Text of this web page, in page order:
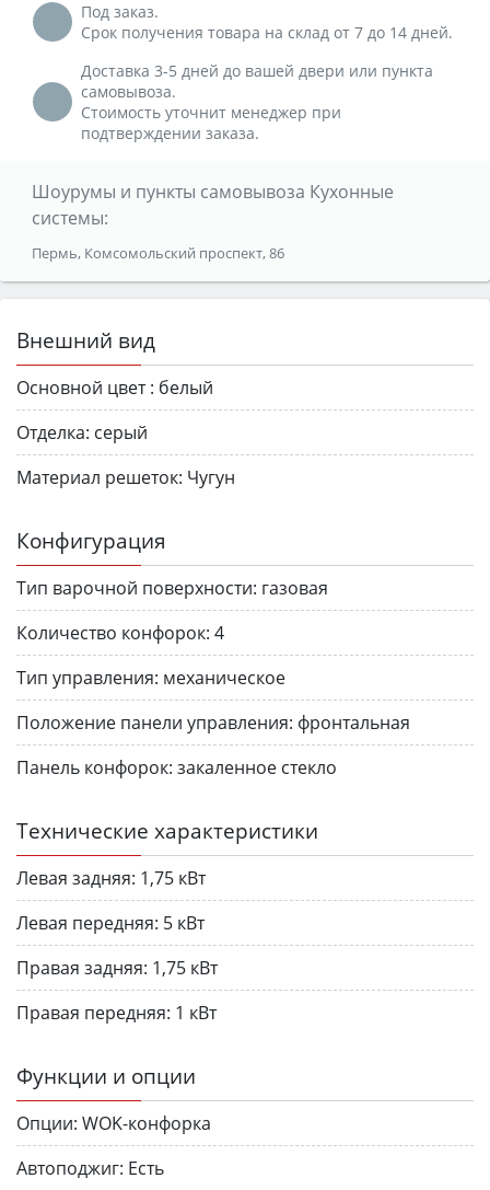
Под заказ.
Срок получения товара на склад от 7 до 14 дней.
Доставка 3-5 дней до вашей двери или пункта
самовывоза.
Стоимость уточнит менеджер при
подтверждении заказа.
Шоурумы и пункты самовывоза Кухонные
системы:
Пермь, Комсомольский проспект, 86
Внешний вид
Основной цвет : белый
Отделка: серый
Материал решеток: Чугун
Конфигурация
Тип варочной поверхности: газовая
Количество конфорок: 4
Тип управления: механическое
Положение панели управления: фронтальная
Панель конфорок: закаленное стекло
Технические характеристики
Левая задняя: 1,75 кВт
Левая передняя: 5 кВт
Правая задняя: 1,75 кВт
Правая передняя: 1 кВт
Функции и опции
Опции: WOK-конфорка
Автоподжиг: Есть